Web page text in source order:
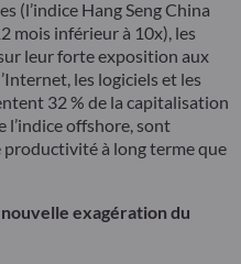
(l’indice Hang Seng China
mois inférieur à 10x), les
leur forte exposition aux
les logiciels et les
32 % de la capitalisation
l’indice offshore, sont
productivité à long terme que
exagération du